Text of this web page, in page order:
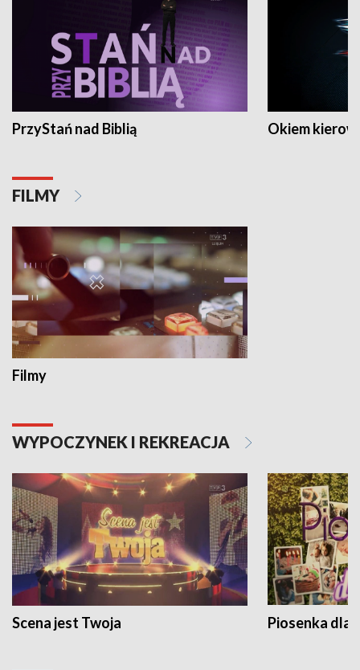
PrzyStań nad Biblią Okiem
FILMY
Filmy
WYPOCZYNEK I REKREACJA
Scena jest Twoja Piosenka dla